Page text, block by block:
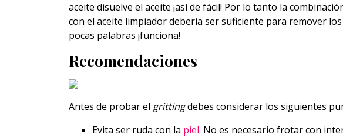
aceite disuelve el aceite ¡así de fácil! Por lo tanto la
con el aceite limpiador debería ser suficiente para remover
pocas palabras ¡funciona!
Recomendaciones
Antes de probar el grittingdebes considerar los siguientes
Evita ser ruda con la piel. No es necesario frotar con